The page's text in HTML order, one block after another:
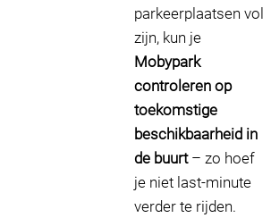
parkeerplaatsen vol
zijn, kun je
Mobypark
controleren op
toekomstige
beschikbaarheid in
de buurt– zo hoef
je niet last-minute
verder te rijden.